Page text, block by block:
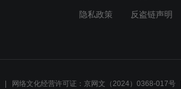
隐私政策 反盗链声明
网络文化经营许可证：京网文（2024）0368-017号